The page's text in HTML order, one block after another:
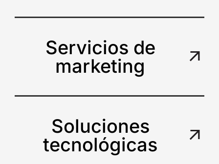
Servicios de
marketing
Soluciones
tecnológicas